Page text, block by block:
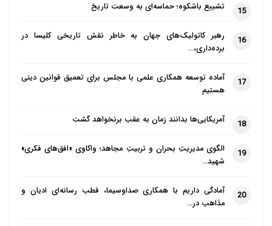
15 تشییع باشکوه؛ حماسه‌ای به وسعت تاریخ
16
رهبر کاتولیک‌های جهان به خاطر نقش تاریخی کلیسا در
برده‌داری،…
17
آماده توسعه همکاری علمی با مجلس برای تعمیق قوانین دینی
هستیم
18 آمریکایی‌ها بدانند زمان به عقب برنخواهد گشت
19
الگوی مدیریتِ بحران و تربیتِ مجاهد؛ واکاوی «افق‌های فکری»
شهید…
20
آمادگی داریم با همکاری صداوسیما، قطب رسانه‌ای ادیان و
مذاهب در…